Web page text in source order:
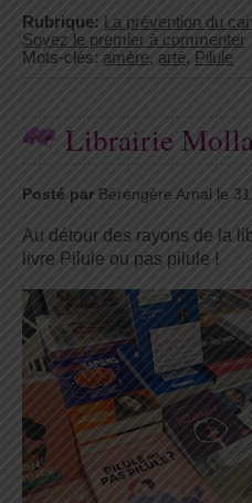
Rubrique: La prévention du
Soyez le premier à commenter
Mots-clés: amère, arté, Pilule
Librairie
Posté par Bérengère Arnal le
Au détour des rayons de la
livre Pilule ou pas pilule !